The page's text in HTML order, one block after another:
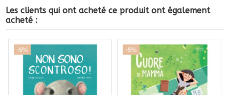
Les clients qui ont acheté ce produit ont également
acheté :
-5% -5%